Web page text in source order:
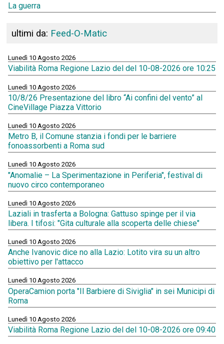
La guerra
ultimi da: Feed-O-Matic
Lunedì 10 Agosto 2026
Viabilità Roma Regione Lazio del del 10-08-2026 ore 10:25
Lunedì 10 Agosto 2026
10/8/26 Presentazione del libro “Ai confini del vento” al
CineVillage Piazza Vittorio
Lunedì 10 Agosto 2026
Metro B, il Comune stanzia i fondi per le barriere
fonoassorbenti a Roma sud
Lunedì 10 Agosto 2026
"Anomalie – La Sperimentazione in Periferia", festival di
nuovo circo contemporaneo
Lunedì 10 Agosto 2026
Laziali in trasferta a Bologna: Gattuso spinge per il via
libera. I tifosi: "Gita culturale alla scoperta delle chiese"
Lunedì 10 Agosto 2026
Anche Ivanovic dice no alla Lazio: Lotito vira su un altro
obiettivo per l'attacco
Lunedì 10 Agosto 2026
OperaCamion porta "Il Barbiere di Siviglia" in sei Municipi di
Roma
Lunedì 10 Agosto 2026
Viabilità Roma Regione Lazio del del 10-08-2026 ore 09:40